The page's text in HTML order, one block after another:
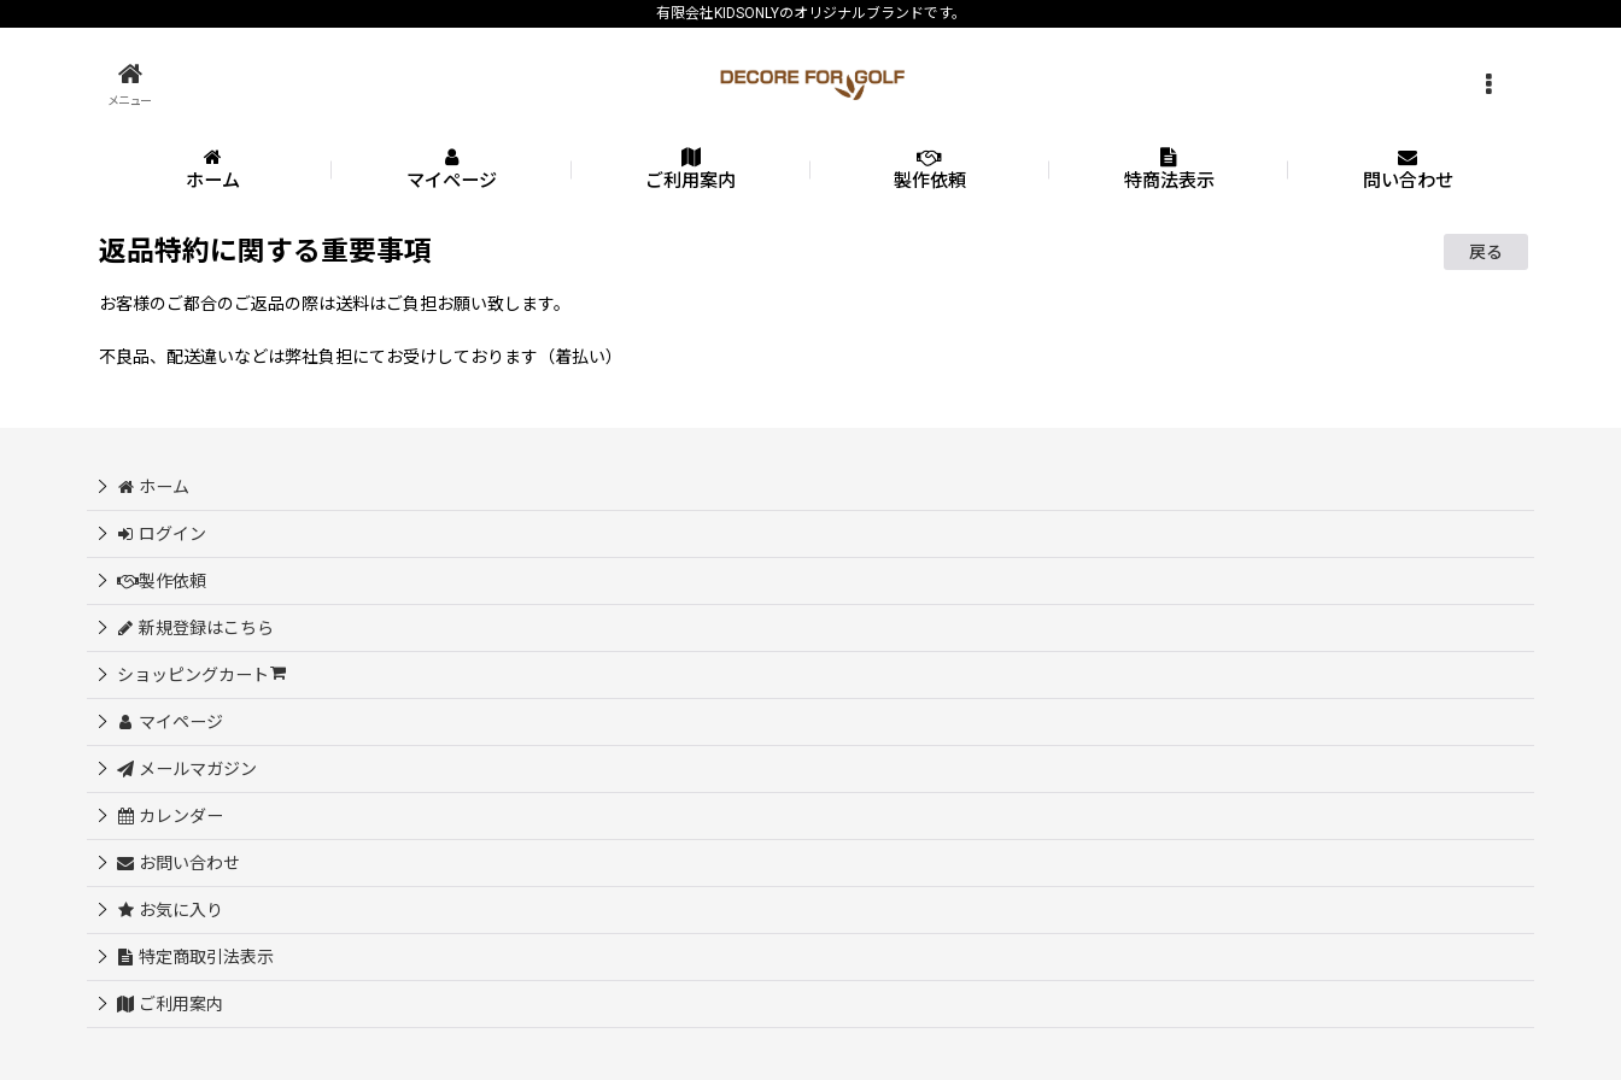
有限会社KIDSONLYのオリジナルブランドです。
メニュー
ホーム マイページ ご利用案内 製作依頼 特商法表示 問い合わせ
返品特約に関する重要事項 戻る
お客様のご都合のご返品の際は送料はご負担お願い致します。
不良品、配送違いなどは弊社負担にてお受けしております（着払い）
ホーム
ログイン
製作依頼
新規登録はこちら
ショッピングカート
マイページ
メールマガジン
カレンダー
お問い合わせ
お気に入り
特定商取引法表示
ご利用案内